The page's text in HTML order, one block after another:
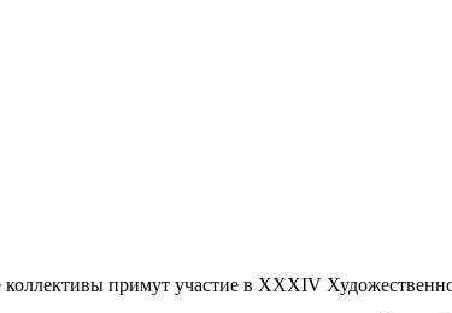
коллективы примут участие в XXXIV